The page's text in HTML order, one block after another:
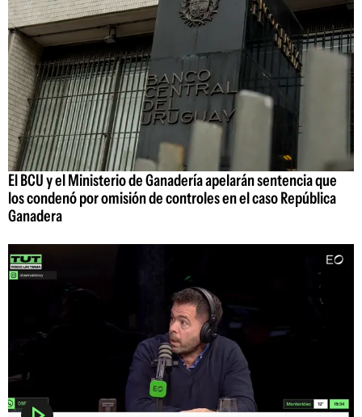
El BCU y el Ministerio de Ganadería apelarán sentencia que
los condenó por omisión de controles en el caso República
Ganadera